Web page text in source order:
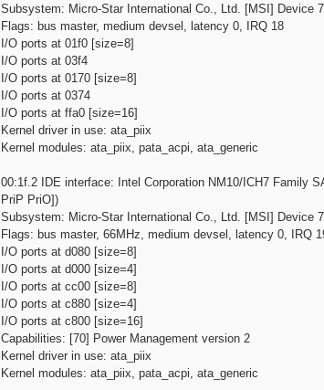
Subsystem: Micro-Star International Co., Ltd. [MSI] Device
Flags: bus master, medium devsel, latency 0, IRQ 18
I/O ports at 01f0 [size=8]
I/O ports at 03f4
I/O ports at 0170 [size=8]
I/O ports at 0374
I/O ports at ffa0 [size=16]
Kernel driver in use: ata_piix
Kernel modules: ata_piix, pata_acpi, ata_generic
00:1f.2 IDE interface: Intel Corporation NM10/ICH7 Family
PriP PriO])
Subsystem: Micro-Star International Co., Ltd. [MSI] Device
Flags: bus master, 66MHz, medium devsel, latency 0, IRQ
I/O ports at d080 [size=8]
I/O ports at d000 [size=4]
I/O ports at cc00 [size=8]
I/O ports at c880 [size=4]
I/O ports at c800 [size=16]
Capabilities: [70] Power Management version 2
Kernel driver in use: ata_piix
Kernel modules: ata_piix, pata_acpi, ata_generic